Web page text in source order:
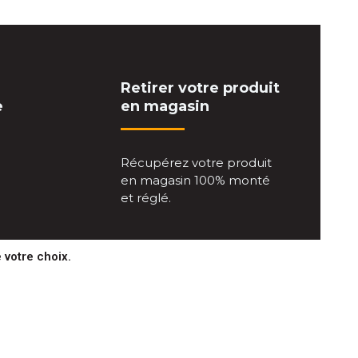
Retirer votre produit
en magasin
Récupérez votre produit
en magasin 100% monté
et réglé.
votre choix.